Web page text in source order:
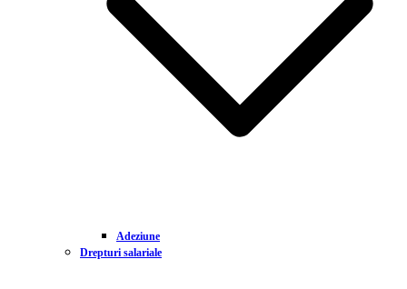
Adeziune
Drepturi salariale